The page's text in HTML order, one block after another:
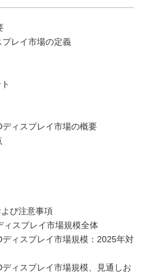
レイ市場の定義
ィスプレイ市場の概要
び注意事項
ィスプレイ市場規模全体
ィスプレイ市場規模：2025年対
ィスプレイ市場規模、見通しお